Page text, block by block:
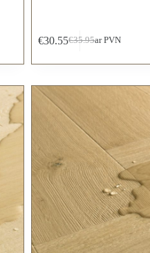
€35.95
€30.55 ar PVN